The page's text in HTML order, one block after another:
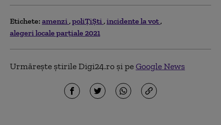
Etichete: amenzi poliȚiȘti incidente la vot
alegeri locale parțiale 2021
Urmărește știrile Digi24.ro și peGoogle News